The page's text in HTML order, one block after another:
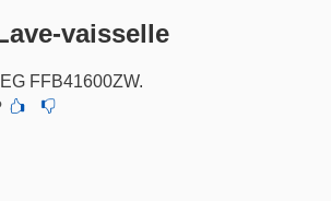
vaisselle
FFB41600ZW.